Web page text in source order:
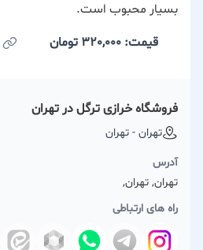
بسیار محبوب است.
قیمت: 320,000
تومان
فروشگاه خرازی ترگل در تهران
تهران - تهران
آدرس
تهران, تهران,
راه های ارتباطی